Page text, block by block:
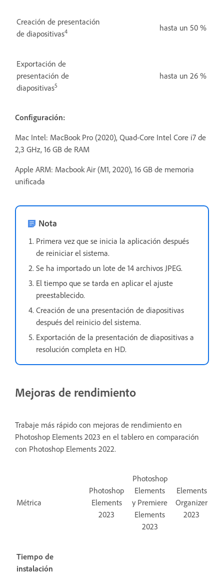
Creación de presentación
de diapositivas4 hasta un 50 %
Exportación de
presentación de
diapositivas5
hasta un 26 %
Configuración:
Mac Intel: MacBook Pro (2020), Quad-Core Intel Core i7 de
2,3 GHz, 16 GB de RAM
Apple ARM: Macbook Air (M1, 2020), 16 GB de memoria
unificada
Nota
Primera vez que se inicia la aplicación después
de reiniciar el sistema.
Se ha importado un lote de 14 archivos JPEG.
El tiempo que se tarda en aplicar el ajuste
preestablecido.
Creación de una presentación de diapositivas
después del reinicio del sistema.
Exportación de la presentación de diapositivas a
resolución completa en HD.
Mejoras de rendimiento
Trabaje más rápido con mejoras de rendimiento en
Photoshop Elements 2023 en el tablero en comparación
con Photoshop Elements 2022.
Métrica
Photoshop
Elements
2023
Photoshop
Elements
y Premiere
Elements
2023
Elements
Organizer
2023
Tiempo de
instalación